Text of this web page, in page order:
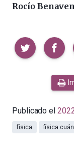
Rocío
Compartir
Publicado el
física física